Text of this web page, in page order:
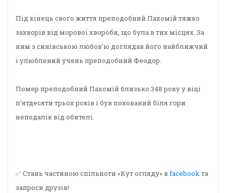
Під кінець свого життя преподобний Пахомій тяжко
захворів від морової хвороби, що була в тих місцях. За
ним з синівською любов’ю доглядав його найближчий
і улюблений учень преподобний Феодор.
Помер преподобний Пахомій близько 348 року у віці
п’ятдесяти трьох років і був похований біля гори
неподалік від обителі.
✅ Стань частиною спільноти «Кут огляду» в facebookта
запроси друзів!